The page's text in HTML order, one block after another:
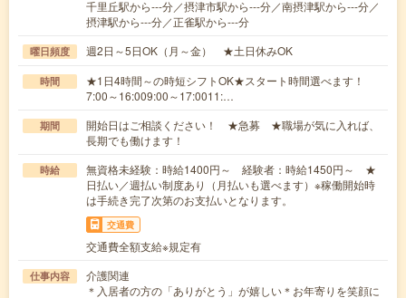
千里丘駅から---分／摂津市駅から---分／南摂津駅から---分／
摂津駅から---分／正雀駅から---分
曜日頻度 週2日～5日OK（月～金） ★土日休みOK
時間
★1日4時間～の時短シフトOK★スタート時間選べます！
7:00～16:009:00～17:0011:…
期間
開始日はご相談ください！ ★急募 ★職場が気に入れば、
長期でも働けます！
時給
無資格未経験：時給1400円～ 経験者：時給1450円～ ★
日払い／週払い制度あり（月払いも選べます）※稼働開始時
は手続き完了次第のお支払いとなります。
交通費
交通費全額支給※規定有
仕事内容
介護関連
＊入居者の方の「ありがとう」が嬉しい＊お年寄りを笑顔に